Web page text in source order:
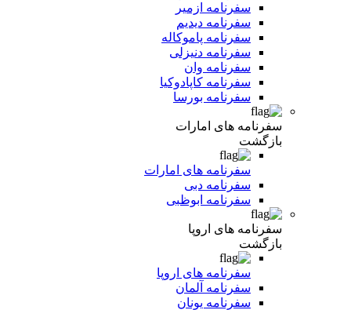
سفرنامه ازمیر
سفرنامه دیدیم
سفرنامه پاموکاله
سفرنامه دنیزلی
سفرنامه وان
سفرنامه کاپادوکیا
سفرنامه بورسا
سفرنامه های امارات
بازگشت
سفرنامه های امارات
سفرنامه دبی
سفرنامه ابوظبی
سفرنامه های اروپا
بازگشت
سفرنامه های اروپا
سفرنامه آلمان
سفرنامه یونان